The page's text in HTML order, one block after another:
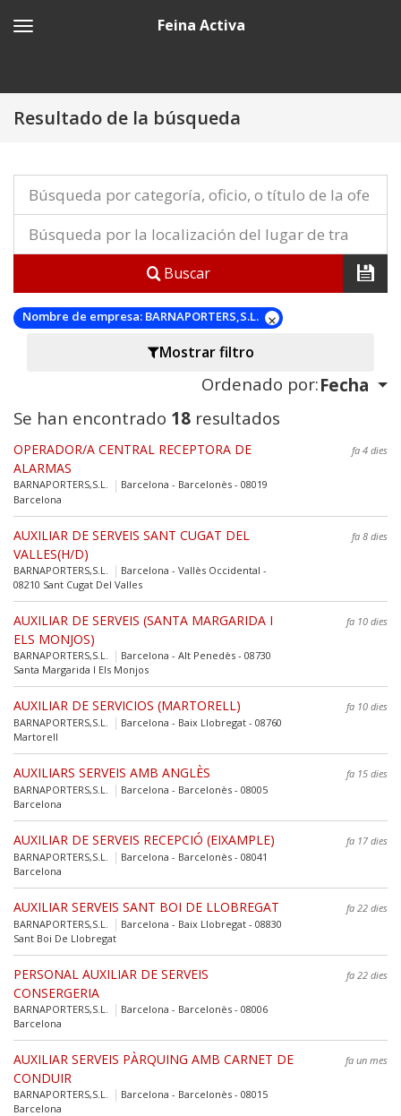
Feina Activa
Resultado de la búsqueda
Buscar
Nombre de empresa: BARNAPORTERS,S.L.
Mostrar filtro
Ordenado por:Fecha
Se han encontrado 18 resultados
OPERADOR/A CENTRAL RECEPTORA DE
ALARMAS
fa 4 dies
BARNAPORTERS,S.L.
Barcelona - Barcelonès - 08019
Barcelona
AUXILIAR DE SERVEIS SANT CUGAT DEL
VALLES(H/D)
fa 8 dies
BARNAPORTERS,S.L.
Barcelona - Vallès Occidental -
08210 Sant Cugat Del Valles
AUXILIAR DE SERVEIS (SANTA MARGARIDA I
ELS MONJOS)
fa 10 dies
BARNAPORTERS,S.L.
Barcelona - Alt Penedès - 08730
Santa Margarida I Els Monjos
AUXILIAR DE SERVICIOS (MARTORELL)
fa 10 dies
BARNAPORTERS,S.L.
Barcelona - Baix Llobregat - 08760
Martorell
AUXILIARS SERVEIS AMB ANGLÈS
fa 15 dies
BARNAPORTERS,S.L.
Barcelona - Barcelonès - 08005
Barcelona
AUXILIAR DE SERVEIS RECEPCIÓ (EIXAMPLE)
fa 17 dies
BARNAPORTERS,S.L.
Barcelona - Barcelonès - 08041
Barcelona
AUXILIAR SERVEIS SANT BOI DE LLOBREGAT
fa 22 dies
BARNAPORTERS,S.L.
Barcelona - Baix Llobregat - 08830
Sant Boi De Llobregat
PERSONAL AUXILIAR DE SERVEIS
CONSERGERIA
fa 22 dies
BARNAPORTERS,S.L.
Barcelona - Barcelonès - 08006
Barcelona
AUXILIAR SERVEIS PÀRQUING AMB CARNET DE
CONDUIR
fa un mes
BARNAPORTERS,S.L.
Barcelona - Barcelonès - 08015
Barcelona